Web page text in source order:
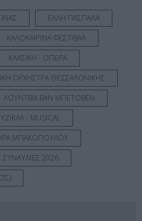
ΕΛΛΗ ΠΑΣΠΑΛΑ
ΚΑΛΟΚΑΙΡΙΝΑ ΦΕΣΤΙΒΑΛ
ΚΛΑΣΙΚΗ - ΟΠΕΡΑ
ΟΡΧΗΣΤΡΑ ΘΕΣΣΑΛΟΝΙΚΗΣ
ΛΟΥΝΤΒΙΧ ΒΑΝ ΜΠΕΤΟΒΕΝ
- MUSICAL
ΜΠΑΚΟΠΟΥΛΟΥ
ΣΥΝΑΥΛΙΕΣ 2026